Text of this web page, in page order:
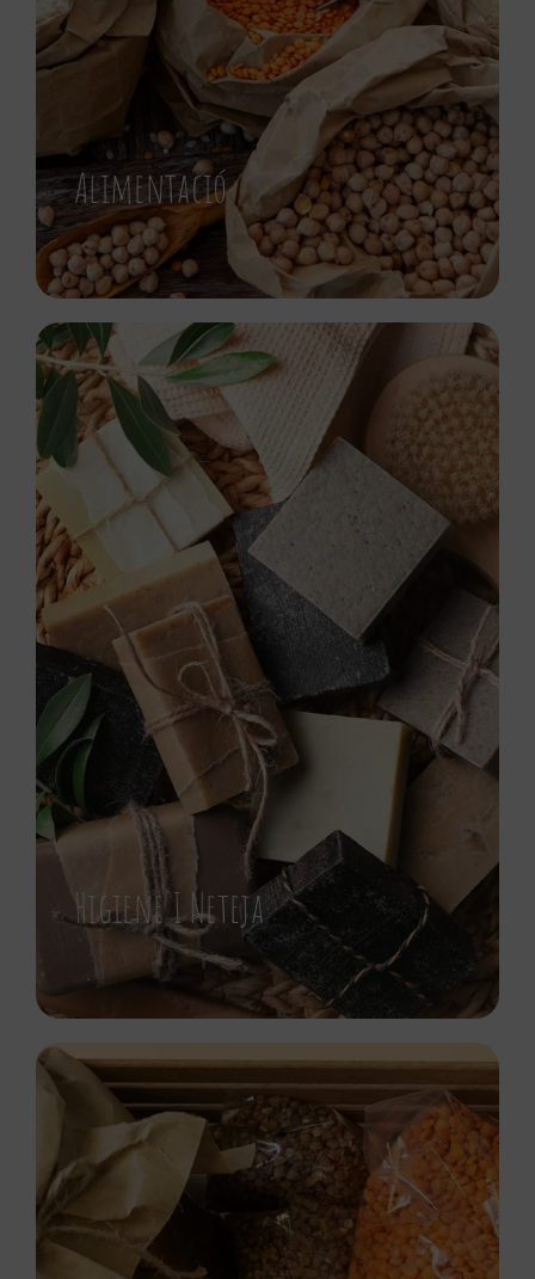
Alimentació
Higiene I Neteja